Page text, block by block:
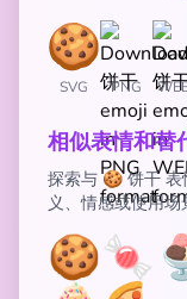
SVG PNG
相似表情和替
探索与 🍪 饼干 表
义、情感或使用场
🍪🍬